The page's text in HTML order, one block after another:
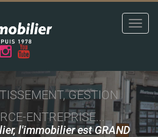
GESTION
ENTREPRISE...
l'immobilier est GRAND